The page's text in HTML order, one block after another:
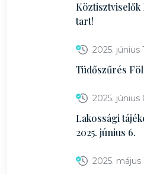
Köztisztviselők
tart!
2025. június
Tüdőszűrés
2025. június
Lakossági
2025. június 6.
2025. május